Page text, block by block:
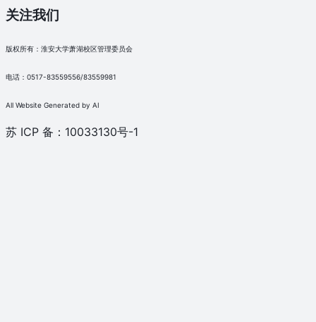
关注我们
版权所有：淮安大学萧湖校区管理委员会
电话：0517-83559556/83559981
All Website Generated by AI
苏 ICP 备：10033130号-1